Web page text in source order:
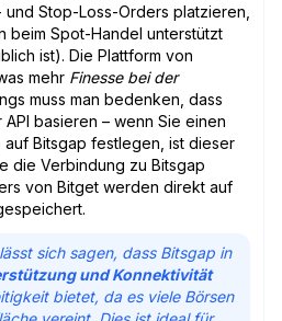
Stop-Loss-Orders platzieren,
beim Spot-Handel unterstützt
ist). Die Plattform von
mehr Finesse bei der
muss man bedenken, dass
basieren – wenn Sie einen
Bitsgap festlegen, ist dieser
die Verbindung zu Bitsgap
von Bitget werden direkt auf
sich sagen, dass Bitsgap in
und Konnektivität
bietet, da es viele Börsen